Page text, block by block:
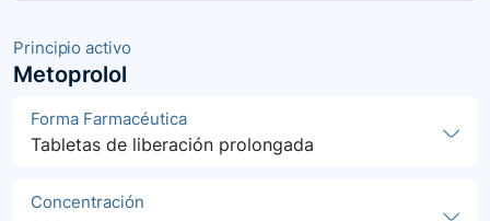
Principio activo
Metoprolol
Forma Farmacéutica
Tabletas de liberación prolongada
Concentración